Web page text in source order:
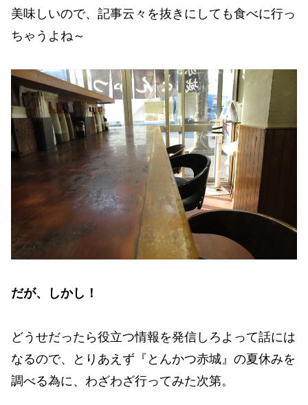
美味しいので、記事云々を抜きにしても食べに行っ
ちゃうよね～
だが、しかし！
どうせだったら役立つ情報を発信しろよって話には
なるので、とりあえず『とんかつ赤城』の夏休みを
調べる為に、わざわざ行ってみた次第。